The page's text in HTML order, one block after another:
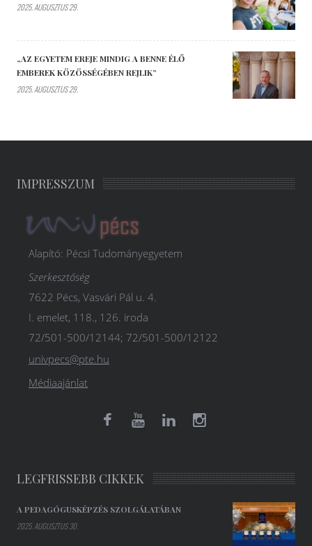
2025. AUGUSZTUS 29.
„AZ EGYETEM EREJE MINDIG A BENNE ÉLŐ
EMBEREK KÖZÖSSÉGÉBEN REJLIK”
2025. AUGUSZTUS 29.
IMPRESSZUM
Alapító: Pécsi Tudományegyetem
Szerkesztőség
7622 Pécs, Vasvári Pál u. 4.
I. emelet, 118., 126. iroda
72/501-500/12144; 72/501-500/12122
univpecs@pte.hu
Médiaajánlat
LEGFRISSEBB CIKKEK
A PEDAGÓGUSKÉPZÉS SZOLGÁLATÁBAN
2025. AUGUSZTUS 30.